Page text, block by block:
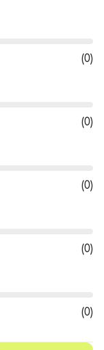
(0)
(0)
(0)
(0)
(0)